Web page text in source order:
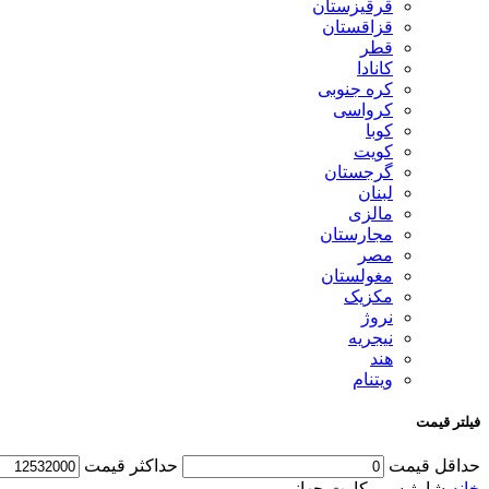
قرقیزستان
قزاقستان
قطر
کانادا
کره جنوبی
کرواسی
کوبا
کویت
گرجستان
لبنان
مالزی
مجارستان
مصر
مغولستان
مکزیک
نروژ
نیجریه
هند
ویتنام
فیلتر قیمت
حداقل قیمت
حداكثر قيمت